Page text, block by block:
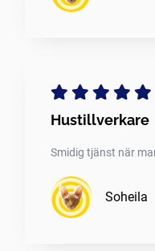
Hustillverkare
Smidig tjänst när
Soheila